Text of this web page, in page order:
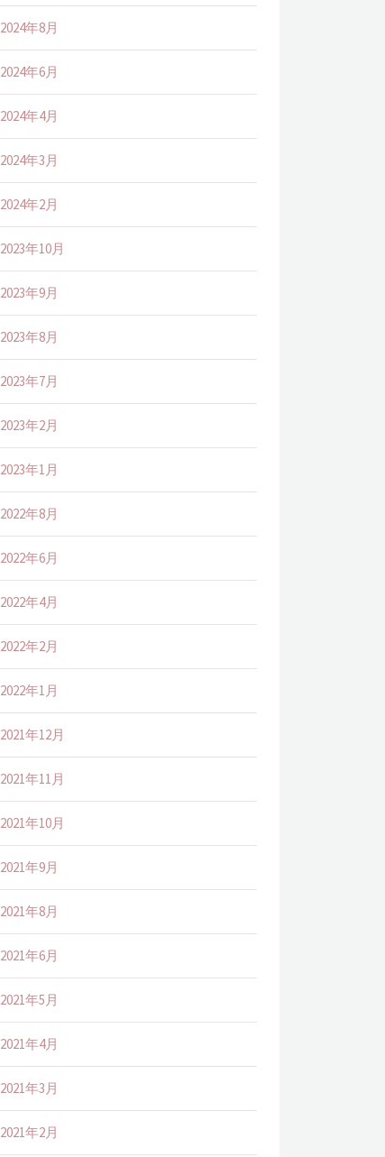
2024年8月
2024年6月
2024年4月
2024年3月
2024年2月
2023年10月
2023年9月
2023年8月
2023年7月
2023年2月
2023年1月
2022年8月
2022年6月
2022年4月
2022年2月
2022年1月
2021年12月
2021年11月
2021年10月
2021年9月
2021年8月
2021年6月
2021年5月
2021年4月
2021年3月
2021年2月